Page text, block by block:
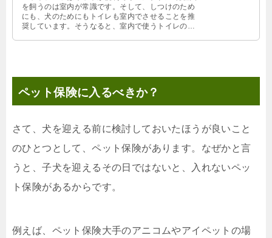
を飼うのは室内が常識です。そして、しつけのため
にも、犬のためにもトイレも室内でさせることを推
奨しています。そうなると、室内で使うトイレの必
ペット保険に入るべきか？
さて、犬を迎える前に検討しておいたほうが良いこと
のひとつとして、ペット保険があります。なぜかと言
うと、子犬を迎えるその日ではないと、入れないペッ
ト保険があるからです。
例えば、ペット保険大手のアニコムやアイペットの場